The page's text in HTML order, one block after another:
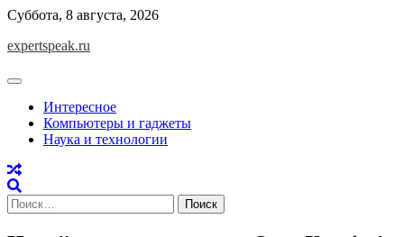
Skip
content
Суббота, 8 августа, 2026
expertspeak.ru
Интересное
Компьютеры и гаджеты
Наука и технологии
Найти: